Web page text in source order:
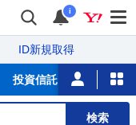
i
ID新規取得
投資信託 ニュース
検索